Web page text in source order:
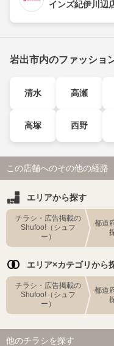
インズ紀伊川辺
岩出市内のファッショ
清水 高瀬
高塚 西野
この店舗へのその他の経路
エリアから探す
チラシ・広告掲載の
Shufoo!（シュフ
ー）
都道
エリア×カテゴリから
チラシ・広告掲載の
Shufoo!（シュフ
ー）
都道
他のチラシを探す